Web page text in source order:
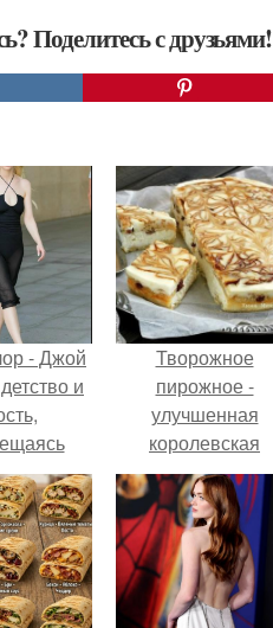
Поделитесь с друзьями!
- Джой
и
двумя
-
и
Творожное
пирожное -
улучшенная
королевская
ватрушка.